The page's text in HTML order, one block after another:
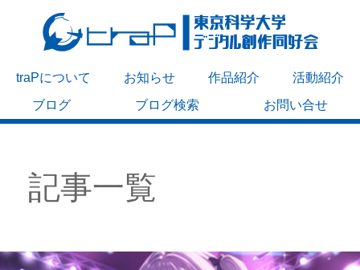
traPについて お知らせ 作品紹介
活動紹介
ブログ
ブログ検索 お問い合せ
記事一覧